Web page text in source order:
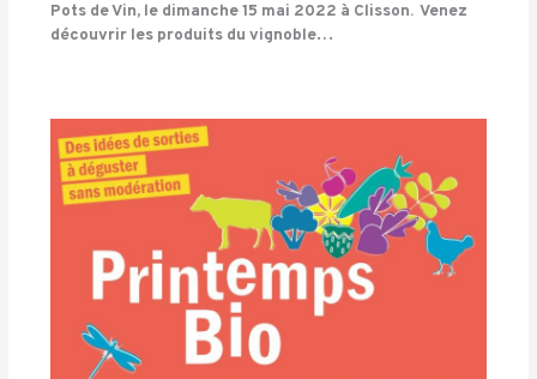
Pots de Vin, le dimanche 15 mai 2022 à Clisson. Venez
découvrir les produits du vignoble…